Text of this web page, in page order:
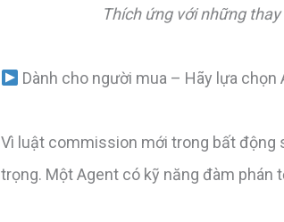
Thích ứng với những
Dành cho người mua – Hãy lựa
Vì luật commission mới trong bất động
trọng. Một Agent có kỹ năng đàm